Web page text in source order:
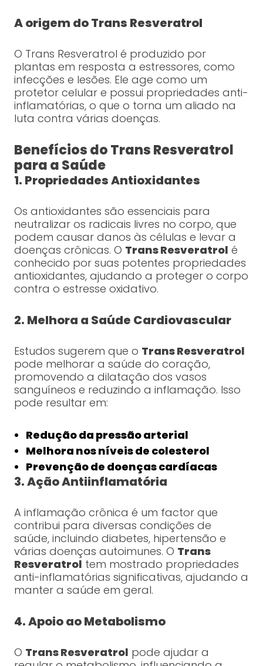
A origem do Trans Resveratrol
O Trans Resveratrol é produzido por
plantas em resposta a estressores, como
infecções e lesões. Ele age como um
protetor celular e possui propriedades anti-
inflamatórias, o que o torna um aliado na
luta contra várias doenças.
Benefícios do Trans Resveratrol
para a Saúde
1. Propriedades Antioxidantes
Os antioxidantes são essenciais para
neutralizar os radicais livres no corpo, que
podem causar danos às células e levar a
doenças crônicas. O Trans Resveratrol é
conhecido por suas potentes propriedades
antioxidantes, ajudando a proteger o corpo
contra o estresse oxidativo.
2. Melhora a Saúde Cardiovascular
Estudos sugerem que o Trans Resveratrol
pode melhorar a saúde do coração,
promovendo a dilatação dos vasos
sanguíneos e reduzindo a inflamação. Isso
pode resultar em:
Redução da pressão arterial
Melhora nos níveis de colesterol
Prevenção de doenças cardíacas
3. Ação Antiinflamatória
A inflamação crônica é um factor que
contribui para diversas condições de
saúde, incluindo diabetes, hipertensão e
várias doenças autoimunes. O Trans
Resveratrol tem mostrado propriedades
anti-inflamatórias significativas, ajudando a
manter a saúde em geral.
4. Apoio ao Metabolismo
O Trans Resveratrol pode ajudar a